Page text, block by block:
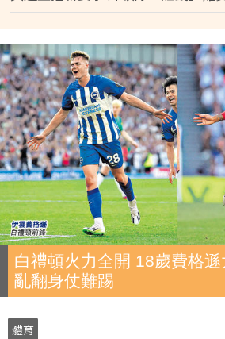
白禮頓火力全開 18歲費格
亂翻身仗難踢
體育